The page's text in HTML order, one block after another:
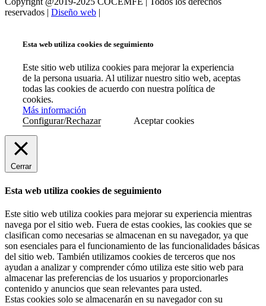
reservados | Diseño web |
Esta web utiliza cookies de seguimiento
Este sitio web utiliza cookies para mejorar la experiencia
de la persona usuaria. Al utilizar nuestro sitio web, aceptas
todas las cookies de acuerdo con nuestra política de
cookies.
Más información
Configurar/Rechazar
Aceptar cookies
Cerrar
Esta web utiliza cookies de seguimiento
Este sitio web utiliza cookies para mejorar su experiencia mientras
navega por el sitio web. Fuera de estas cookies, las cookies que se
clasifican como necesarias se almacenan en su navegador, ya que
son esenciales para el funcionamiento de las funcionalidades básicas
del sitio web. También utilizamos cookies de terceros que nos
ayudan a analizar y comprender cómo utiliza este sitio web para
almacenar las preferencias de los usuarios y proporcionarles
contenido y anuncios que sean relevantes para usted.
Estas cookies solo se almacenarán en su navegador con su